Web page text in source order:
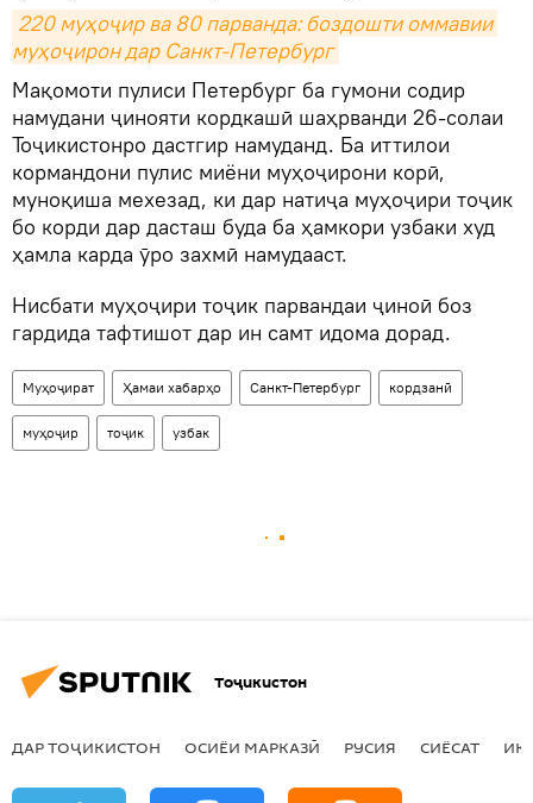
220 муҳоҷир ва 80 парванда: боздошти оммавии
муҳоҷирон дар Санкт-Петербург
Мақомоти пулиси Петербург ба гумони содир
намудани ҷинояти кордкашӣ шаҳрванди 26-солаи
Тоҷикистонро дастгир намуданд. Ба иттилои
кормандони пулис миёни муҳоҷирони корӣ,
муноқиша мехезад, ки дар натиҷа муҳоҷири тоҷик
бо корди дар дасташ буда ба ҳамкори узбаки худ
ҳамла карда ӯро захмӣ намудааст.
Нисбати муҳоҷири тоҷик парвандаи ҷиноӣ боз
гардида тафтишот дар ин самт идома дорад.
Муҳоҷират Ҳамаи хабарҳо Санкт-Петербург кордзанӣ
муҳоҷир тоҷик узбак
Тоҷикистон
ДАР ТОҶИКИСТОН ОСИЁИ МАРКАЗӢ РУСИЯ СИЁСАТ